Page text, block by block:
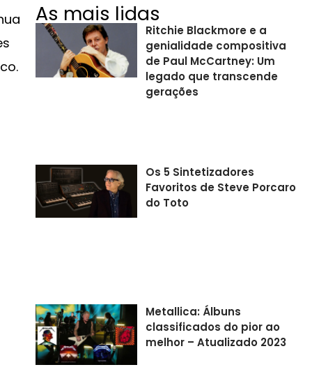
As mais lidas
Ritchie Blackmore e a
genialidade compositiva
de Paul McCartney: Um
legado que transcende
gerações
Os 5 Sintetizadores
Favoritos de Steve Porcaro
do Toto
Metallica: Álbuns
classificados do pior ao
melhor – Atualizado 2023